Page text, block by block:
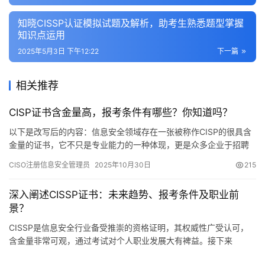
知晓CISSP认证模拟试题及解析，助考生熟悉题型掌握
知识点运用
下一篇
2025年5月3日 下午12:22
相关推荐
CISP证书含金量高，报考条件有哪些？你知道吗？
以下是改写后的内容：信息安全领域存在一张被称作CISP的很具含
金量的证书，它不只是专业能力的一种体现，更是众多企业于招聘
CISO注册信息安全管理员 2025年10月30日 215
深入阐述CISSP证书：未来趋势、报考条件及职业前
景？
CISSP是信息安全行业备受推崇的资格证明，其权威性广受认可，
含金量非常可观，通过考试对个人职业发展大有裨益。接下来